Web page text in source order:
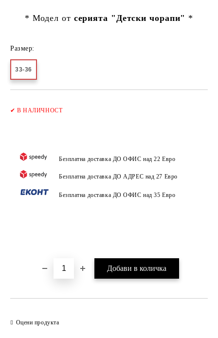
* Модел от серията "Детски чорапи" *
Размер:
33-36
✔В НАЛИЧНОСТ
Безплатна доставка ДО ОФИС над 22 Евро
Безплатна доставка ДО АДРЕС над 27 Евро
Безплатна доставка ДО ОФИС над 35 Евро
Оцени продукта